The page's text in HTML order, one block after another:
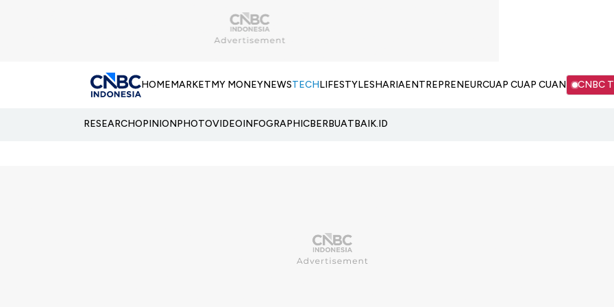
HOMEMARKETMY MONEYNEWSTECHLIFESTYLESHARIAENTREPRENEURCUAP CUAP CUAN CNBC
RESEARCHOPINIONPHOTOVIDEOINFOGRAPHICBERBUATBAIK.ID